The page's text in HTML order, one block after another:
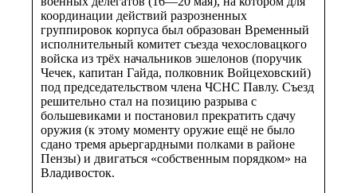
координации действий разрозненных
группировок корпуса был образован Временный
исполнительный комитет съезда чехословацкого
войска из трёх начальников эшелонов (поручик
Чечек, капитан Гайда, полковник Войцеховский)
под председательством члена ЧCНС Павлу. Съезд
решительно стал на позицию разрыва с
большевиками и постановил прекратить сдачу
оружия (к этому моменту оружие ещё не было
сдано тремя арьергардными полками в районе
Пензы) и двигаться «собственным порядком» на
Владивосток.